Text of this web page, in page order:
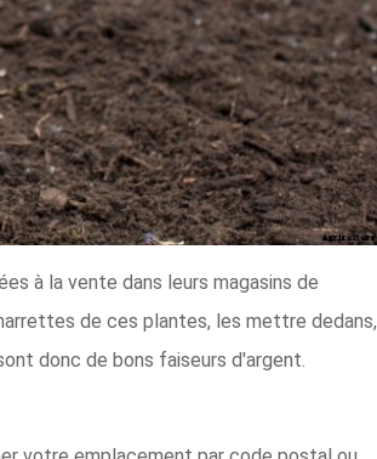
à la vente dans leurs magasins de
de ces plantes, les mettre dedans,
donc de bons faiseurs d'argent.